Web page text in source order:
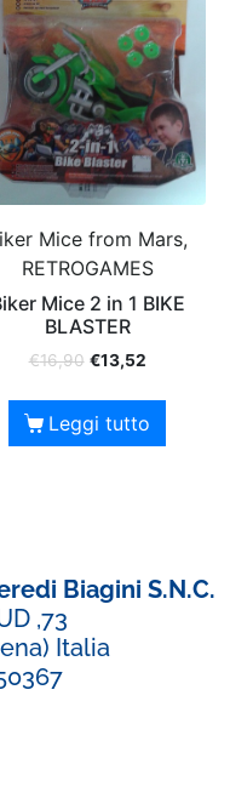
Mice from Mars,
RETROGAMES
Mice 2 in 1 BIKE
BLASTER
€16,90 €13,52
Leggi tutto
Biagini S.N.C.
,73
Italia